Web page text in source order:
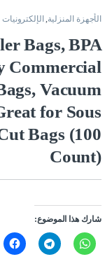
الأجهزة المنزلية, الإلكترونيات
Bags, BPA
Commercial
Vacuum
for Sous
Bags (100
Count)
شارك هذا الموضوع: